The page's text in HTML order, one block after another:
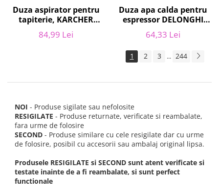
Duza aspirator pentru
tapiterie, KARCHER
9.012-278.0, SE4001,
SE4002, SE5100 si SE6100
84,99 Lei
Duza apa calda pentru
espressor DELONGHI
AS00006949, ECAM22
ECAM29 FEB29 ECAM3
64,33 Lei
1 2 3 ... 244
NOI - Produse sigilate sau nefolosite
RESIGILATE - Produse returnate, verificate si reambalate,
fara urme de folosire
SECOND - Produse similare cu cele resigilate dar cu urme
de folosire, posibil cu accesorii sau ambalaj original lipsa.
Produsele RESIGILATE si SECOND sunt atent verificate si
testate inainte de a fi reambalate, si sunt perfect
functionale